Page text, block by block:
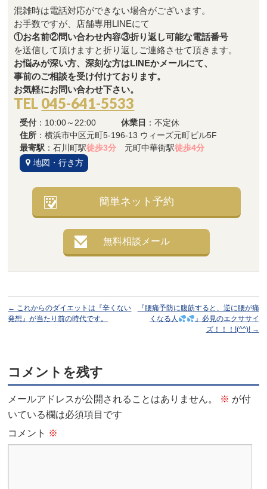
混雑時は電話対応ができない場合がございます。
お手数ですが、店舗専用LINEにて
①お名前②問い合わせ内容③折り返し可能な電話番号
を送信して頂けますと折り返しご連絡させて頂きます。
お悩みが深い方、深刻な方はLINEかメールにて、
事前のご相談を受け付けております。
お気軽にお問い合わせ下さい。
TEL 045-641-5533
受付 ：10:00～22:00休業日 ：不定休
住所 ：横浜市中区元町5-196-13 ウィーズ元町ビル5F
最寄駅 ：石川町駅徒歩3分 元町中華街駅徒歩4分
地図・行き方
簡単ネット予約
無料相談メール
← これからのダイエットは『辛くない
発想』が当たり前の時代です。
『腰痛予防に腹筋すると、逆に腰が痛
くなる人
』必見のエクササイ
ズ！！！!(^^)! →
コメントを残す
メールアドレスが公開されることはありません。 ※ が付
いている欄は必須項目です
コメント ※